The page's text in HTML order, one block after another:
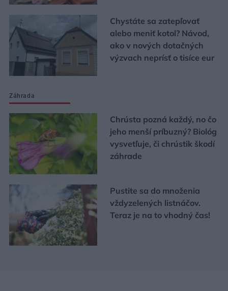
Chystáte sa zatepľovať
alebo meniť kotol? Návod,
ako v nových dotačných
výzvach neprísť o tisíce eur
Záhrada
Chrústa pozná každý, no čo
jeho menší príbuzný? Biológ
vysvetľuje, či chrústik škodí
záhrade
Pustite sa do množenia
vždyzelených listnáčov.
Teraz je na to vhodný čas!